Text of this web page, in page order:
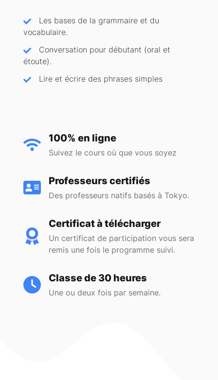
Les bases de la grammaire et du
vocabulaire.
Conversation pour débutant (oral et
étoute).
Lire et écrire des phrases simples
100% en ligne
Suivez le cours où que vous soyez
Professeurs certifiés
Des professeurs natifs basés à Tokyo.
Certificat à télécharger
Un certificat de participation vous sera
remis une fois le programme suivi.
Classe de 30 heures
Une ou deux fois par semaine.